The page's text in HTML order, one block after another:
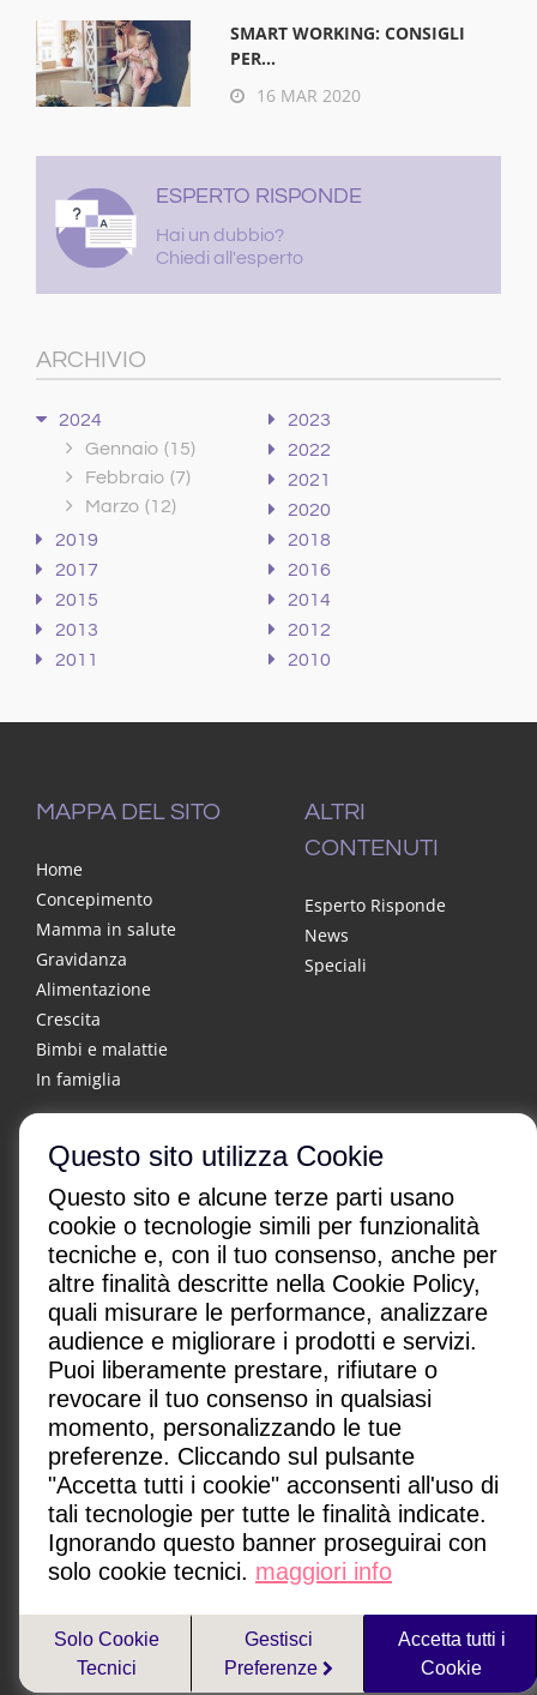
Questo sito utilizza Cookie
Questo sito e alcune terze parti usano
cookie o tecnologie simili per funzionalità
tecniche e, con il tuo consenso, anche per
altre finalità descritte nella Cookie Policy,
quali misurare le performance, analizzare
audience e migliorare i prodotti e servizi.
Puoi liberamente prestare, rifiutare o
revocare il tuo consenso in qualsiasi
momento, personalizzando le tue
preferenze. Cliccando sul pulsante
"Accetta tutti i cookie" acconsenti all'uso di
tali tecnologie per tutte le finalità indicate.
Ignorando questo banner proseguirai con
solo cookie tecnici. maggiori info
Solo Cookie
Tecnici
Gestisci
Preferenze
Accetta tutti i
Cookie
SMART WORKING: CONSIGLI
PER...
16 MAR 2020
ESPERTO RISPONDE
Hai un dubbio?
Chiedi all'esperto
ARCHIVIO
2024
Gennaio (15)
Febbraio (7)
Marzo (12)
2023
2022
2021
2020
2019
2018
2017
2016
2015
2014
2013
2012
2011
2010
MAPPA DEL SITO
Home
Concepimento
Mamma in salute
Gravidanza
Alimentazione
Crescita
Bimbi e malattie
In famiglia
ALTRI
CONTENUTI
Esperto Risponde
News
Speciali
CHI SONO| CONTATTI|
Condizioni di utilizzo | Policy Privacy | Advertising
Gestione cookie
Paginemediche s.r.l. SB
Via San Leonardo 26, 84131 Salerno, Italia
P.IVA: IT05418080650
redazione@paginemediche.it
Paginemamma è un sito network di